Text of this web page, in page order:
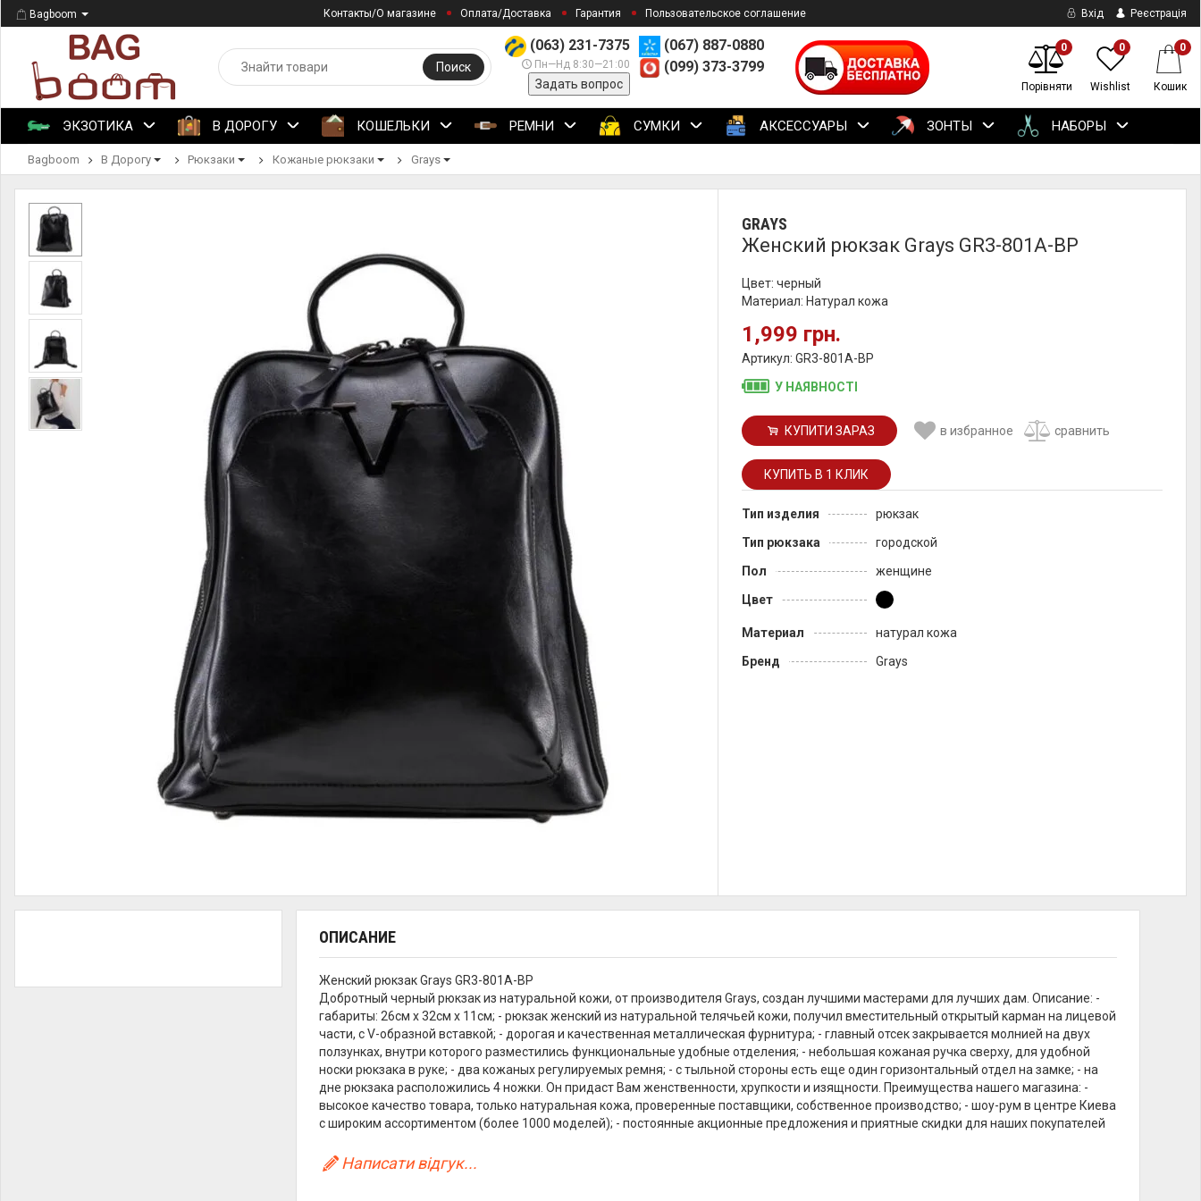
Bagboom Контакты/О магазине Оплата/Доставка Гарантия Пользовательское соглашение Вхід Реєстрація
(063) 231-7375
Пн—Нд 8:30—21:00
Задать вопрос
(067) 887-0880
(099) 373-3799
Поиск
0
Порівняти
0
Wishlist
0
Кошик
ЭКЗОТИКА В ДОРОГУ КОШЕЛЬКИ РЕМНИ СУМКИ АКСЕССУАРЫ ЗОНТЫ НАБОРЫ
Bagboom В Дорогу Рюкзаки Кожаные рюкзаки Grays
GRAYS
Женский рюкзак Grays GR3-801A-BP
Цвет: черный
Материал: Натурал кожа
1,999 грн.
Артикул: GR3-801A-BP
У НАЯВНОСТІ
КУПИТИ ЗАРАЗ в избранное сравнить
Тип изделия
рюкзак
Тип рюкзака
городской
Пол
женщине
Цвет
Материал
натурал кожа
Бренд
Grays
ОПИСАНИЕ
Женский рюкзак Grays GR3-801A-BP
Добротный черный рюкзак из натуральной кожи, от производителя Grays, создан лучшими мастерами для лучших дам. Описание: -
габариты: 26см х 32см х 11см; - рюкзак женский из натуральной телячьей кожи, получил вместительный открытый карман на лицевой
части, с V-образной вставкой; - дорогая и качественная металлическая фурнитура; - главный отсек закрывается молнией на двух
ползунках, внутри которого разместились функциональные удобные отделения; - небольшая кожаная ручка сверху, для удобной
носки рюкзака в руке; - два кожаных регулируемых ремня; - с тыльной стороны есть еще один горизонтальный отдел на замке; - на
дне рюкзака расположились 4 ножки. Он придаст Вам женственности, хрупкости и изящности. Преимущества нашего магазина: -
высокое качество товара, только натуральная кожа, проверенные поставщики, собственное производство; - шоу-рум в центре Киева
с широким ассортиментом (более 1000 моделей); - постоянные акционные предложения и приятные скидки для наших покупателей
Написати відгук...